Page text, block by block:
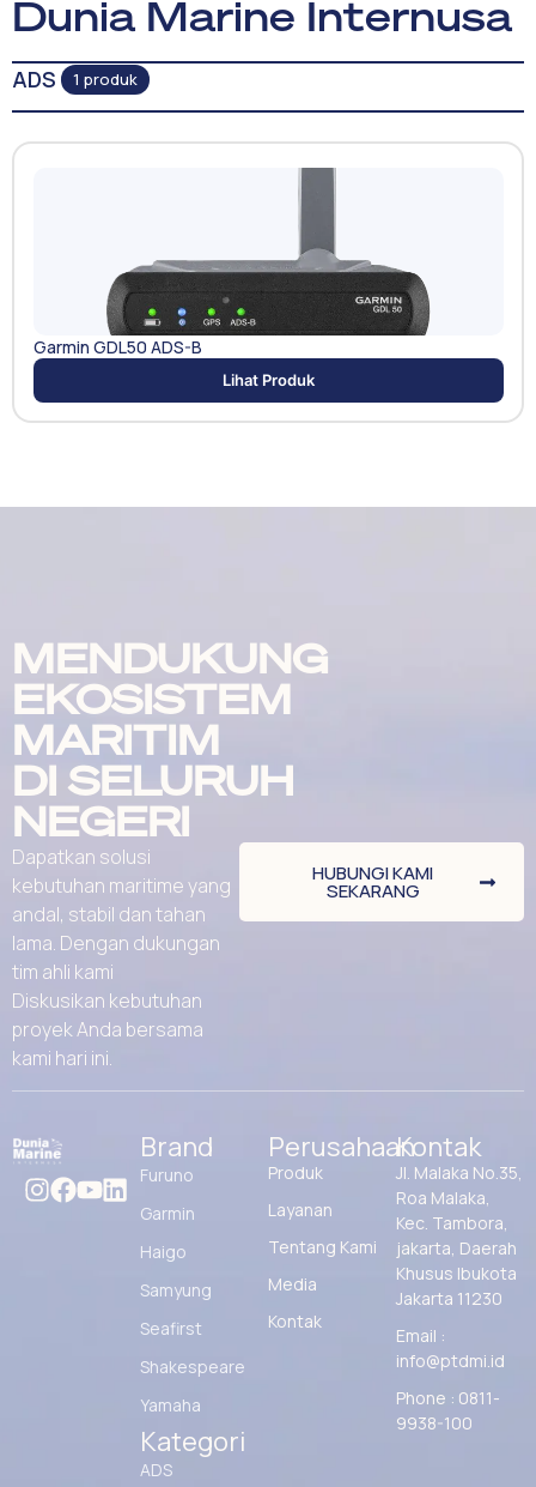
Dunia Marine Internusa
ADS 1 produk
Garmin GDL50 ADS-B
Lihat Produk
MENDUKUNG
EKOSISTEM
MARITIM
DI SELURUH
NEGERI
Dapatkan solusi
kebutuhan maritime yang
andal, stabil dan tahan
lama. Dengan dukungan
tim ahli kami
Diskusikan kebutuhan
proyek Anda bersama
kami hari ini.
HUBUNGI KAMI
SEKARANG
Brand
Furuno
Garmin
Haigo
Samyung
Seafirst
Shakespeare
Yamaha
Kategori
ADS
Perusahaan
Produk
Layanan
Tentang Kami
Media
Kontak
Kontak
Jl. Malaka No.35,
Roa Malaka,
Kec. Tambora,
jakarta, Daerah
Khusus Ibukota
Jakarta 11230
Email :
info@ptdmi.id
Phone : 0811-
9938-100